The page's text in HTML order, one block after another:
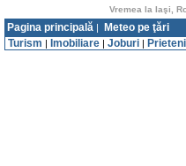
Vremea la Iaşi,
Pagina principală |
Meteo pe ţări
Turism | Imobiliare | Joburi | Prieteni